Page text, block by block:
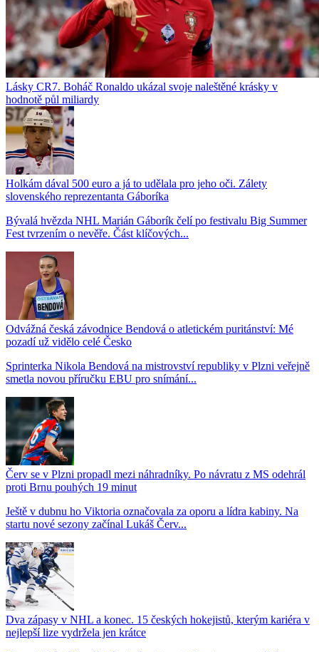
Lásky CR7. Boháč Ronaldo ukázal svoje naleštěné krásky v
hodnotě půl miliardy
Holkám dával 500 euro a já to udělala pro jeho oči. Zálety
slovenského reprezentanta Gáboríka
Bývalá hvězda NHL Marián Gáborík čelí po festivalu Big Summer
Fest tvrzením o nevěře. Část klíčových...
Odvážná česká závodnice Bendová o atletickém puritánství: Mé
pozadí už vidělo celé Česko
Sprinterka Nikola Bendová na mistrovství republiky v Plzni veřejně
smetla novou příručku EBU pro snímání...
Červ se v Plzni propadl mezi náhradníky. Po návratu z MS odehrál
proti Brnu pouhých 19 minut
Ještě v dubnu ho Viktoria označovala za oporu a lídra kabiny. Na
startu nové sezony začínal Lukáš Červ...
Dva zápasy v NHL a konec. 15 českých hokejistů, kterým kariéra v
nejlepší lize vydržela jen krátce